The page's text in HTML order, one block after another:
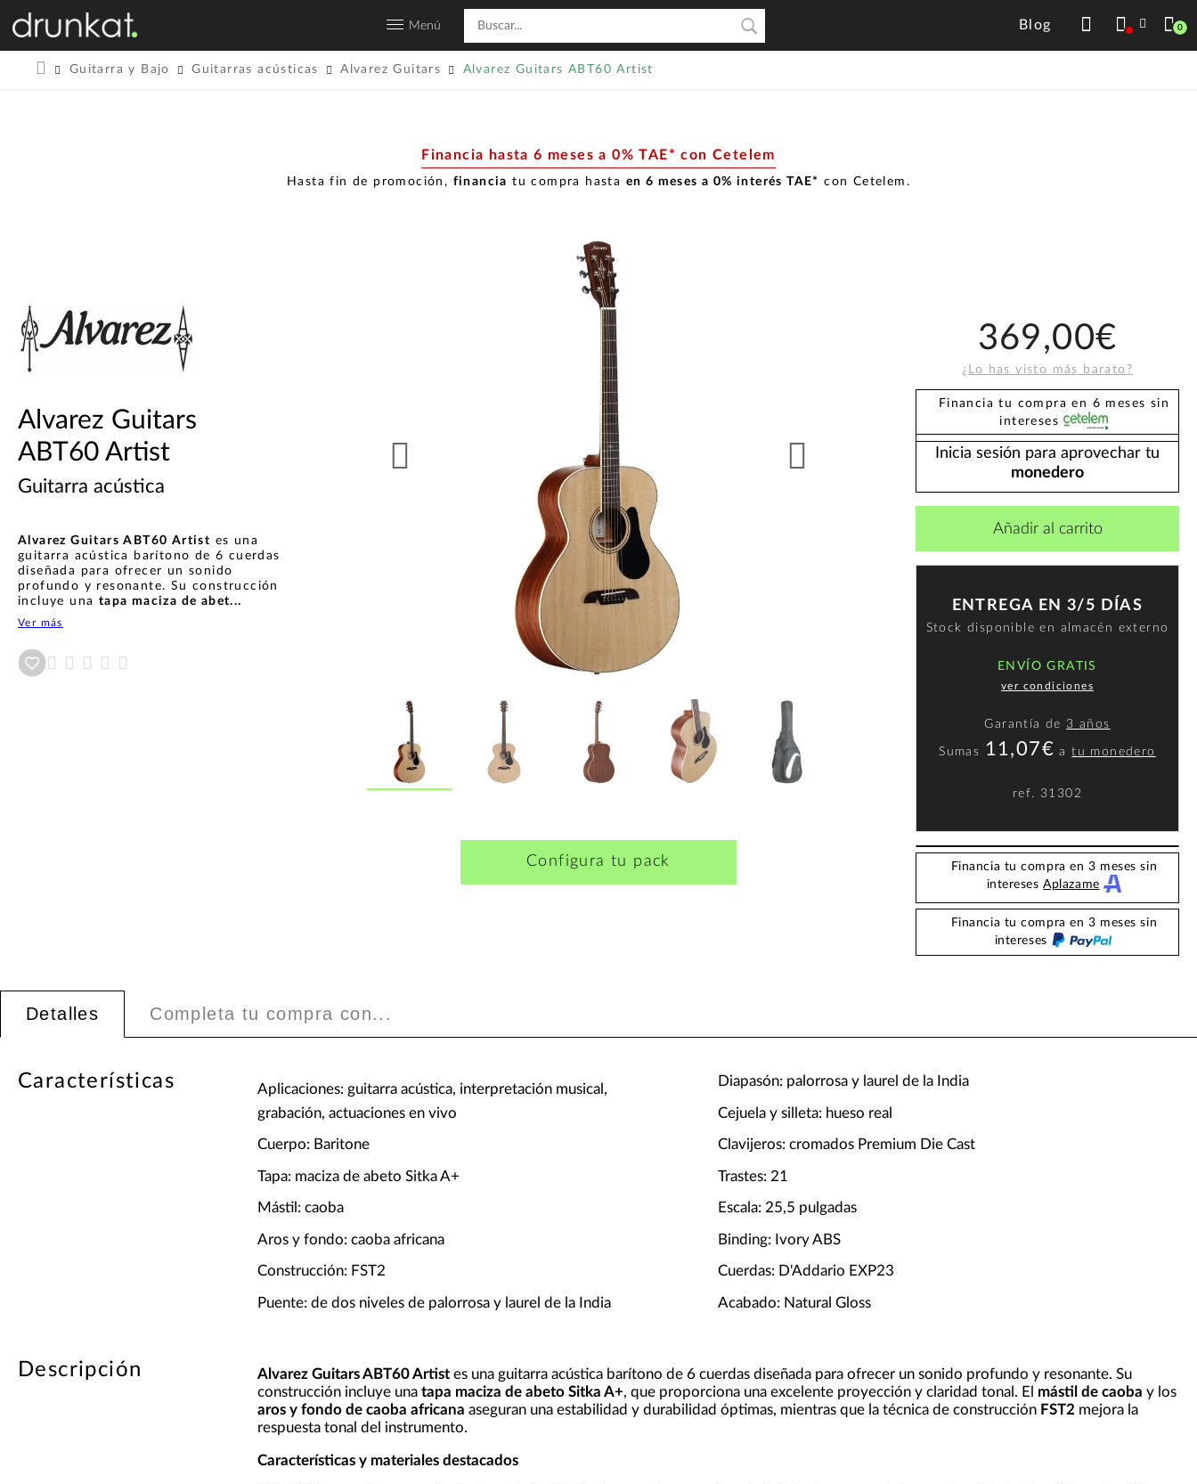
Menú Blog 0
Guitarra y Bajo Guitarras acústicas Alvarez Guitars Alvarez Guitars ABT60 Artist
Financia hasta 6 meses a 0% TAE* con Cetelem
Hasta fin de promoción, financia tu compra hasta en 6 meses a 0% interés TAE* con Cetelem.
Alvarez Guitars
ABT60 Artist
Guitarra acústica
Alvarez Guitars ABT60 Artist es una
guitarra acústica barítono de 6 cuerdas
diseñada para ofrecer un sonido
profundo y resonante. Su construcción
incluye una tapa maciza de abet...
Ver más
Configura tu pack
369,00€
¿Lo has visto más barato?
Financia tu compra en 6 meses sin
intereses
Inicia sesión para aprovechar tu
monedero
Añadir al carrito
ENTREGA EN 3/5 DÍAS
Stock disponible en almacén externo
ENVÍO GRATIS
ver condiciones
Garantía de 3 años
Sumas 11,07€ atu monedero
ref. 31302
Financia tu compra en 3 meses sin
interesesAplazame
Financia tu compra en 3 meses sin
intereses
Detalles Completa tu compra con...
Características
Aplicaciones: guitarra acústica, interpretación musical,
grabación, actuaciones en vivo
Cuerpo: Baritone
Tapa: maciza de abeto Sitka A+
Mástil: caoba
Aros y fondo: caoba africana
Construcción: FST2
Puente: de dos niveles de palorrosa y laurel de la India
Diapasón: palorrosa y laurel de la India
Cejuela y silleta: hueso real
Clavijeros: cromados Premium Die Cast
Trastes: 21
Escala: 25,5 pulgadas
Binding: Ivory ABS
Cuerdas: D'Addario EXP23
Acabado: Natural Gloss
Descripción Alvarez Guitars ABT60 Artistes una guitarra acústica barítono de 6 cuerdas diseñada para ofrecer un sonido profundo y resonante. Su
construcción incluye una tapa maciza de abeto Sitka A+, que proporciona una excelente proyección y claridad tonal. El mástil de caoba y los
aros y fondo de caoba africana aseguran una estabilidad y durabilidad óptimas, mientras que la técnica de construcción FST2 mejora la
respuesta tonal del instrumento.
Características y materiales destacados